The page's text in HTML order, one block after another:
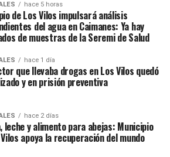
hace 5 horas
de Los Vilos impulsará análisis
del agua en Caimanes: Ya hay
de muestras de la Seremi de Salud
hace 1 día
que llevaba drogas en Los Vilos quedó
y en prisión preventiva
hace 2 días
y alimento para abejas: Municipio
apoya la recuperación del mundo